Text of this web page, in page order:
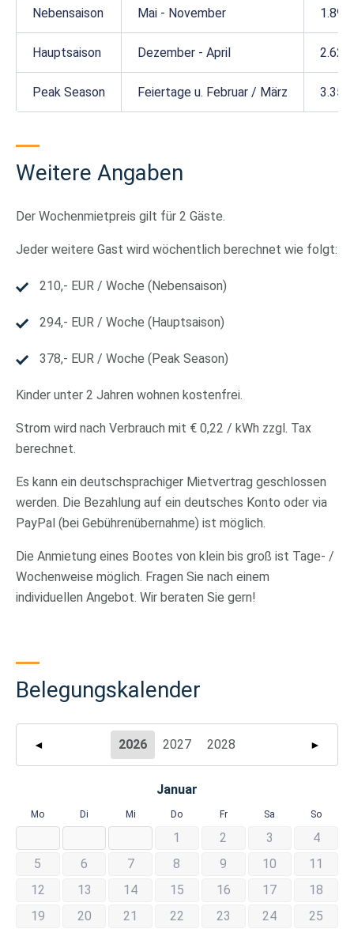
Nebensaison Mai - November 1.895
Hauptsaison Dezember - April 2.620
Peak Season Feiertage u. Februar / März 3.350
Weitere Angaben
Der Wochenmietpreis gilt für 2 Gäste.
Jeder weitere Gast wird wöchentlich berechnet wie folgt:
210,- EUR / Woche (Nebensaison)
294,- EUR / Woche (Hauptsaison)
378,- EUR / Woche (Peak Season)
Kinder unter 2 Jahren wohnen kostenfrei.
Strom wird nach Verbrauch mit € 0,22 / kWh zzgl. Tax
berechnet.
Es kann ein deutschsprachiger Mietvertrag geschlossen
werden. Die Bezahlung auf ein deutsches Konto oder via
PayPal (bei Gebührenübernahme) ist möglich.
Die Anmietung eines Bootes von klein bis groß ist Tage- /
Wochenweise möglich. Fragen Sie nach einem
individuellen Angebot. Wir beraten Sie gern!
Belegungskalender
◄ 2026 2027 2028 ►
Januar
Mo Di Mi Do Fr Sa So
1 2 3
4
5
6 7 8 9 10
11
12
13 14 15 16 17
18
19
20 21 22 23 24 25